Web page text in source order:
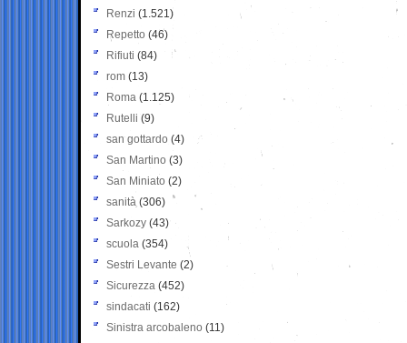
Renzi (1.521)
Repetto (46)
Rifiuti (84)
rom (13)
Roma (1.125)
Rutelli (9)
san gottardo (4)
San Martino (3)
San Miniato (2)
sanità (306)
Sarkozy (43)
scuola (354)
Sestri Levante (2)
Sicurezza (452)
sindacati (162)
Sinistra arcobaleno (11)